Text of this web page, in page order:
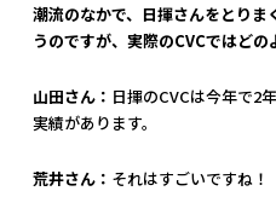
潮流のなかで、日揮さんをとり
うのですが、実際のCVCではど
山田さん： 日揮のCVCは今年で2
実績があります。
荒井さん： それはすごいですね！